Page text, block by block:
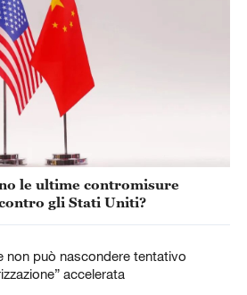
le ultime contromisure
gli Stati Uniti?
non può nascondere tentativo
accelerata